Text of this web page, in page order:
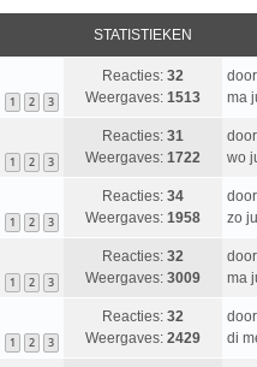
STATISTIEKEN
1 2 3
Reacties: 32
Weergaves: 1513
door
ma
1 2 3
Reacties: 31
Weergaves: 1722
door
wo
1 2 3
Reacties: 34
Weergaves: 1958
door
zo
1 2 3
Reacties: 32
Weergaves: 3009
door
ma
1 2 3
Reacties: 32
Weergaves: 2429
door
di